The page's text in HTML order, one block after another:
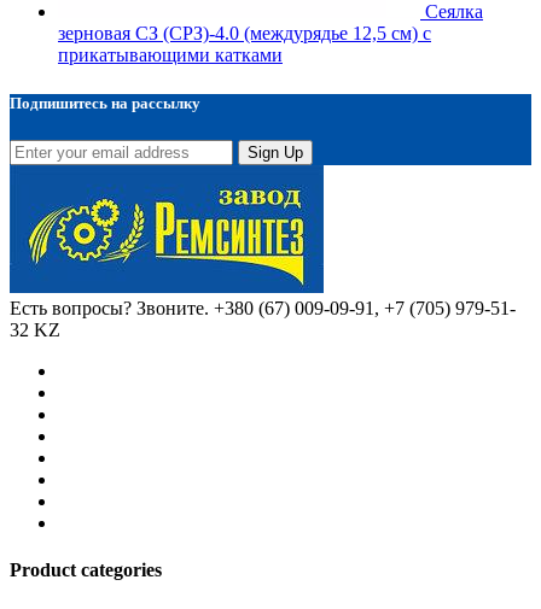
Сеялка
зерновая СЗ (СРЗ)-4.0 (междурядье 12,5 см) с
прикатывающими катками
Подпишитесь на рассылку
Sign Up
Есть вопросы? Звоните. +380 (67) 009-09-91, +7 (705) 979-51-
32 KZ
Product categories